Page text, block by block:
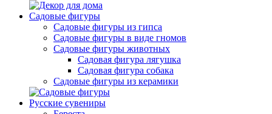
Садовые фигуры
Садовые фигуры из гипса
Садовые фигуры в виде гномов
Садовые фигуры животных
Садовая фигура лягушка
Садовая фигура собака
Садовые фигуры из керамики
Русские сувениры